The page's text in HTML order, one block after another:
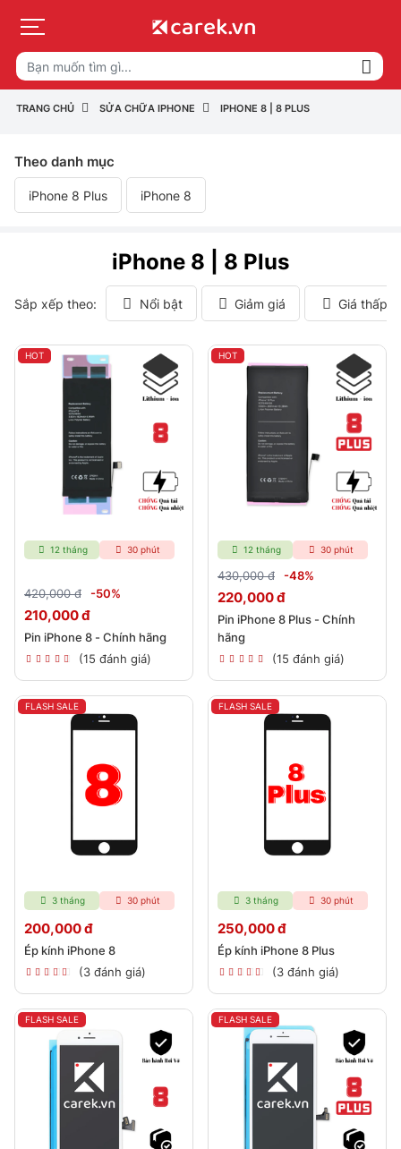
TRANG CHỦ SỬA CHỮA IPHONE IPHONE 8 | 8 PLUS
Theo danh mục
iPhone 8 Plus iPhone 8
iPhone 8 | 8 Plus
Sắp xếp theo: Nổi bật Giảm giá Giá thấp
HOT
12 tháng 30 phút
420,000 đ -50%
210,000 đ
Pin iPhone 8 - Chính hãng
(15 đánh giá)
HOT
12 tháng 30 phút
430,000 đ -48%
220,000 đ
Pin iPhone 8 Plus - Chính
hãng
(15 đánh giá)
FLASH SALE
3 tháng 30 phút
200,000 đ
Ép kính iPhone 8
(3 đánh giá)
FLASH SALE
3 tháng 30 phút
250,000 đ
Ép kính iPhone 8 Plus
(3 đánh giá)
FLASH SALE FLASH SALE